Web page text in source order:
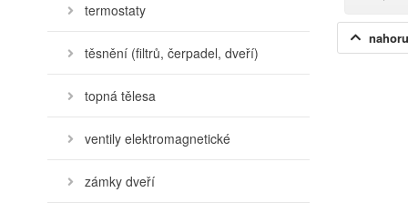
termostaty
těsnění (filtrů, čerpadel, dveří)
topná tělesa
ventily elektromagnetické
zámky dveří
nahoru